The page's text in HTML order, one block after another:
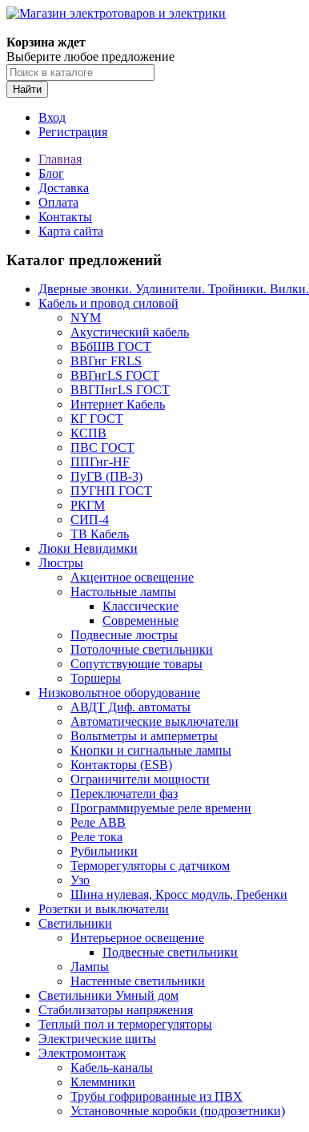
Корзина ждет
Выберите любое предложение
Найти
Вход
Регистрация
Главная
Блог
Доставка
Оплата
Контакты
Карта сайта
Каталог предложений
Дверные звонки. Удлинители. Тройники. Вилки.
Кабель и провод силовой
NYM
Акустический кабель
ВБбШВ ГОСТ
ВВГнг FRLS
ВВГнгLS ГОСТ
ВВГПнгLS ГОСТ
Интернет Кабель
КГ ГОСТ
КСПВ
ПВС ГОСТ
ППГнг-HF
ПуГВ (ПВ-3)
ПУГНП ГОСТ
РКГМ
СИП-4
ТВ Кабель
Люки Невидимки
Люстры
Акцентное освещение
Настольные лампы
Классические
Современные
Подвесные люстры
Потолочные светильники
Сопутствующие товары
Торшеры
Низковольтное оборудование
АВДT Диф. автоматы
Автоматические выключатели
Вольтметры и амперметры
Кнопки и сигнальные лампы
Контакторы (ESB)
Ограничители мощности
Переключатели фаз
Программируемые реле времени
Реле ABB
Реле тока
Рубильники
Терморегуляторы с датчиком
Узо
Шина нулевая, Кросс модуль, Гребенки
Розетки и выключатели
Светильники
Интерьерное освещение
Подвесные светильники
Лампы
Настенные светильники
Светильники Умный дом
Стабилизаторы напряжения
Теплый пол и терморегуляторы
Электрические щиты
Электромонтаж
Кабель-каналы
Клеммники
Трубы гофрированные из ПВХ
Установочные коробки (подрозетники)